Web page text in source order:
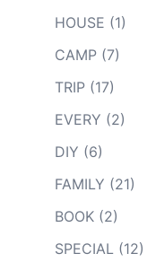
HOUSE (1)
CAMP (7)
TRIP (17)
EVERY (2)
DIY (6)
FAMILY (21)
BOOK (2)
SPECIAL (12)